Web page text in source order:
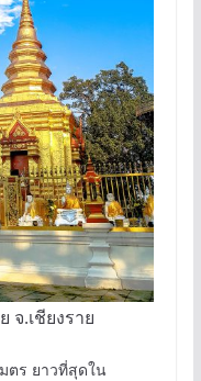
จ.เชียงราย
ตร ยาวที่สุดใน